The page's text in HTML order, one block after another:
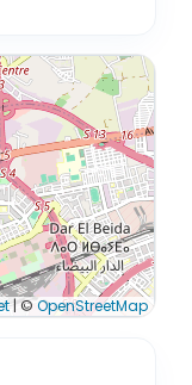
|©OpenStreetMap